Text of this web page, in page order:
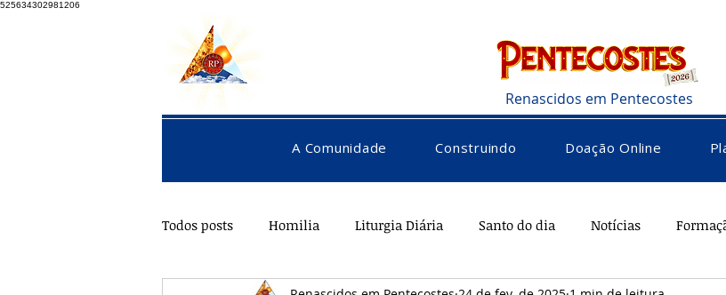
525634302981206
Renascidos em Pentecostes
A Comunidade Construindo Doação Online
Todos posts Homilia Liturgia Diária Santo do dia Notícias